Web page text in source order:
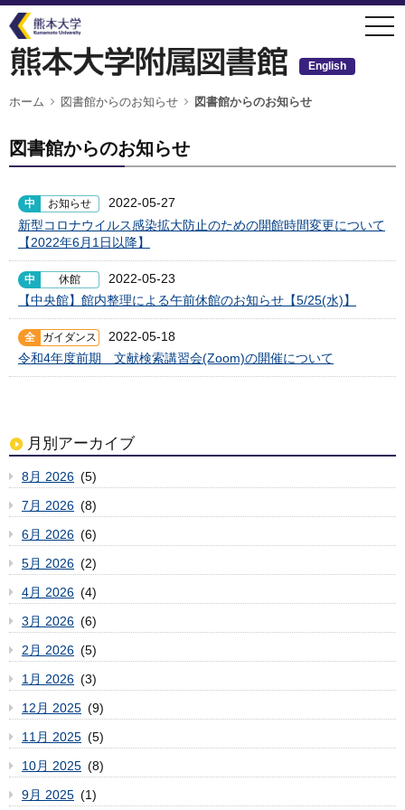
イ
コ
テ
ツ
動
English
パ
ン
ホーム 図書館からのお知らせ 図書館からのお知らせ
図書館からのお知らせ
中 お知らせ
2022-05-27
新型コロナウイルス感染拡大防止のための開館時間変更について
【2022年6月1日以降】
中 休館
2022-05-23
【中央館】館内整理による午前休館のお知らせ【5/25(水)】
全 ガイダンス
2022-05-18
令和4年度前期 文献検索講習会(Zoom)の開催について
月別アーカイブ
8月 2026 (5)
7月 2026 (8)
6月 2026 (6)
5月 2026 (2)
4月 2026 (4)
3月 2026 (6)
2月 2026 (5)
1月 2026 (3)
12月 2025 (9)
11月 2025 (5)
10月 2025 (8)
9月 2025 (1)